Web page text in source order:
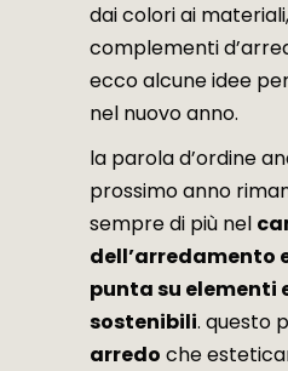
dai colori ai
complementi
ecco alcune idee
nel nuovo anno.
la parola d’ordine
prossimo anno
sempre di più nel
dell’arredamento
punta su elementi
sostenibili. questo
arredo che